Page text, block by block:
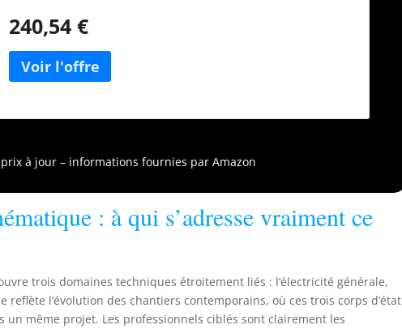
240,54 €
à jour – informations fournies par Amazon
: à qui s’adresse vraiment ce
trois domaines techniques étroitement liés : l’électricité générale,
reflète l’évolution des chantiers contemporains, où ces trois corps d’état
même projet. Les professionnels ciblés sont clairement les